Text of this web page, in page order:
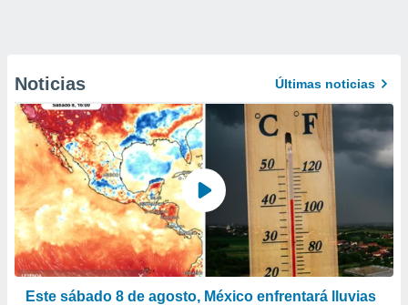
Noticias Últimas noticias
Este sábado 8 de agosto, México enfrentará lluvias